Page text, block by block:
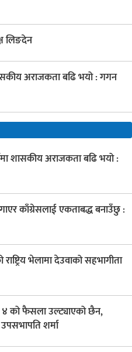
लिङदेन
अराजकता बढि भयो : गगन
शासकीय अराजकता बढि भयो :
काँग्रेसलाई एकताबद्ध बनाउँछु :
भेलामा देउवाको सहभागीता
को फैसला उल्ट्याएको छैन,
शर्मा